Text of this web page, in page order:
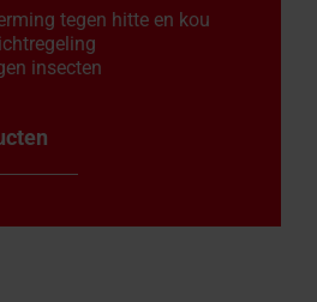
tegen hitte en kou
insecten